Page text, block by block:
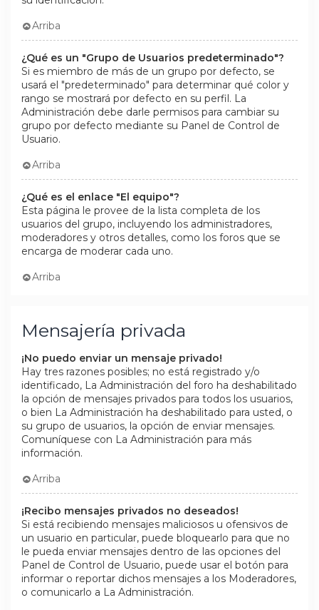
Arriba
¿Qué es un "Grupo de Usuarios predeterminado"?
Si es miembro de más de un grupo por defecto, se
usará el "predeterminado" para determinar qué color y
rango se mostrará por defecto en su perfil. La
Administración debe darle permisos para cambiar su
grupo por defecto mediante su Panel de Control de
Usuario.
Arriba
¿Qué es el enlace "El equipo"?
Esta página le provee de la lista completa de los
usuarios del grupo, incluyendo los administradores,
moderadores y otros detalles, como los foros que se
encarga de moderar cada uno.
Arriba
Mensajería privada
¡No puedo enviar un mensaje privado!
Hay tres razones posibles; no está registrado y/o
identificado, La Administración del foro ha deshabilitado
la opción de mensajes privados para todos los usuarios,
o bien La Administración ha deshabilitado para usted, o
su grupo de usuarios, la opción de enviar mensajes.
Comuníquese con La Administración para más
información.
Arriba
¡Recibo mensajes privados no deseados!
Si está recibiendo mensajes maliciosos u ofensivos de
un usuario en particular, puede bloquearlo para que no
le pueda enviar mensajes dentro de las opciones del
Panel de Control de Usuario, puede usar el botón para
informar o reportar dichos mensajes a los Moderadores,
o comunicarlo a La Administración.